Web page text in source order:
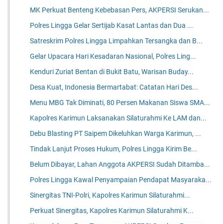
MK Perkuat Benteng Kebebasan Pers, AKPERSI Serukan...
Polres Lingga Gelar Sertijab Kasat Lantas dan Dua ...
Satreskrim Polres Lingga Limpahkan Tersangka dan B...
Gelar Upacara Hari Kesadaran Nasional, Polres Ling...
Kenduri Zuriat Bentan di Bukit Batu, Warisan Buday...
Desa Kuat, Indonesia Bermartabat: Catatan Hari Des...
Menu MBG Tak Diminati, 80 Persen Makanan Siswa SMA...
Kapolres Karimun Laksanakan Silaturahmi Ke LAM dan...
Debu Blasting PT Saipem Dikeluhkan Warga Karimun, ...
Tindak Lanjut Proses Hukum, Polres Lingga Kirim Be...
Belum Dibayar, Lahan Anggota AKPERSI Sudah Ditamba...
Polres Lingga Kawal Penyampaian Pendapat Masyaraka...
Sinergitas TNI-Polri, Kapolres Karimun Silaturahmi...
Perkuat Sinergitas, Kapolres Karimun Silaturahmi K...